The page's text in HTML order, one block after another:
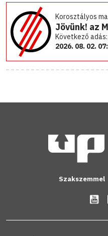
Korosztályos
Jövünk! az
Következő adás:
2026. 08. 02.
Szakszemmel